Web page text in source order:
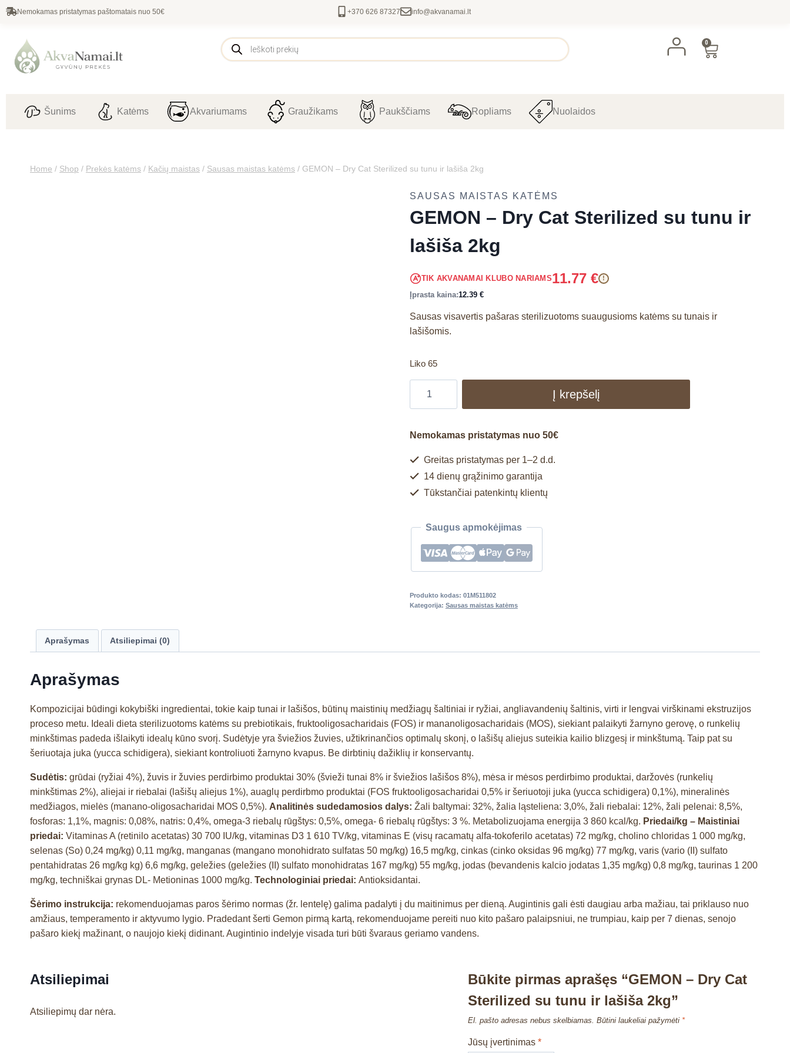
Nemokamas pristatymas paštomatais nuo 50€ +370 626 87327 info@akvanamai.lt
0
Šunims Katėms Akvariumams Graužikams Paukščiams Ropliams Nuolaidos
Home / Shop / Prekės katėms / Kačių maistas / Sausas maistas katėms / GEMON – Dry Cat Sterilized su tunu ir lašiša 2kg
SAUSAS MAISTAS KATĖMS
GEMON – Dry Cat Sterilized su tunu ir
lašiša 2kg
TIK AKVANAMAI KLUBO NARIAMS11.77 € !
Įprasta kaina:12.39 €
Sausas visavertis pašaras sterilizuotoms suaugusioms katėms su tunais ir
lašišomis.
Liko 65
Į krepšelį
Nemokamas pristatymas nuo 50€
Greitas pristatymas per 1–2 d.d.
14 dienų grąžinimo garantija
Tūkstančiai patenkintų klientų
Saugus apmokėjimas
Produkto kodas: 01M511802
Kategorija: Sausas maistas katėms
Aprašymas Atsiliepimai (0)
Aprašymas
Kompozicijai būdingi kokybiški ingredientai, tokie kaip tunai ir lašišos, būtinų maistinių medžiagų šaltiniai ir ryžiai, angliavandenių šaltinis, virti ir lengvai virškinami ekstruzijos
proceso metu. Ideali dieta sterilizuotoms katėms su prebiotikais, fruktooligosacharidais (FOS) ir mananoligosacharidais (MOS), siekiant palaikyti žarnyno gerovę, o runkelių
minkštimas padeda išlaikyti idealų kūno svorį. Sudėtyje yra šviežios žuvies, užtikrinančios optimalų skonį, o lašišų aliejus suteikia kailio blizgesį ir minkštumą. Taip pat su
šeriuotaja juka (yucca schidigera), siekiant kontroliuoti žarnyno kvapus. Be dirbtinių dažiklių ir konservantų.
Sudėtis: grūdai (ryžiai 4%), žuvis ir žuvies perdirbimo produktai 30% (švieži tunai 8% ir šviežios lašišos 8%), mėsa ir mėsos perdirbimo produktai, daržovės (runkelių
minkštimas 2%), aliejai ir riebalai (lašišų aliejus 1%), auaglų perdirbmo produktai (FOS fruktooligosacharidai 0,5% ir šeriuotoji juka (yucca schidigera) 0,1%), mineralinės
medžiagos, mielės (manano-oligosacharidai MOS 0,5%). Analitinės sudedamosios dalys: Žali baltymai: 32%, žalia ląsteliena: 3,0%, žali riebalai: 12%, žali pelenai: 8,5%,
fosforas: 1,1%, magnis: 0,08%, natris: 0,4%, omega-3 riebalų rūgštys: 0,5%, omega- 6 riebalų rūgštys: 3 %. Metabolizuojama energija 3 860 kcal/kg. Priedai/kg – Maistiniai
priedai: Vitaminas A (retinilo acetatas) 30 700 IU/kg, vitaminas D3 1 610 TV/kg, vitaminas E (visų racamatų alfa-tokoferilo acetatas) 72 mg/kg, cholino chloridas 1 000 mg/kg,
selenas (So) 0,24 mg/kg) 0,11 mg/kg, manganas (mangano monohidrato sulfatas 50 mg/kg) 16,5 mg/kg, cinkas (cinko oksidas 96 mg/kg) 77 mg/kg, varis (vario (II) sulfato
pentahidratas 26 mg/kg kg) 6,6 mg/kg, geležies (geležies (II) sulfato monohidratas 167 mg/kg) 55 mg/kg, jodas (bevandenis kalcio jodatas 1,35 mg/kg) 0,8 mg/kg, taurinas 1 200
mg/kg, techniškai grynas DL- Metioninas 1000 mg/kg. Technologiniai priedai: Antioksidantai.
Šėrimo instrukcija: rekomenduojamas paros šėrimo normas (žr. lentelę) galima padalyti į du maitinimus per dieną. Augintinis gali ėsti daugiau arba mažiau, tai priklauso nuo
amžiaus, temperamento ir aktyvumo lygio. Pradedant šerti Gemon pirmą kartą, rekomenduojame pereiti nuo kito pašaro palaipsniui, ne trumpiau, kaip per 7 dienas, senojo
pašaro kiekį mažinant, o naujojo kiekį didinant. Augintinio indelyje visada turi būti švaraus geriamo vandens.
Atsiliepimai
Atsiliepimų dar nėra.
Būkite pirmas aprašęs “GEMON – Dry Cat
Sterilized su tunu ir lašiša 2kg”
El. pašto adresas nebus skelbiamas. Būtini laukeliai pažymėti *
Jūsų įvertinimas*